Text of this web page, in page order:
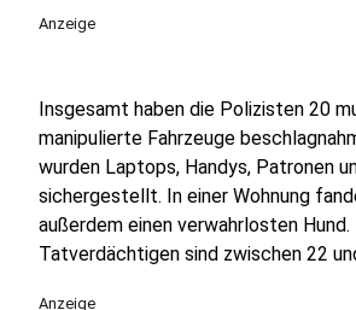
Anzeige
Insgesamt haben die Polizisten 20
manipulierte Fahrzeuge
wurden Laptops, Handys, Patronen
sichergestellt. In einer Wohnung
außerdem einen verwahrlosten Hund.
Tatverdächtigen sind zwischen 22
Anzeige